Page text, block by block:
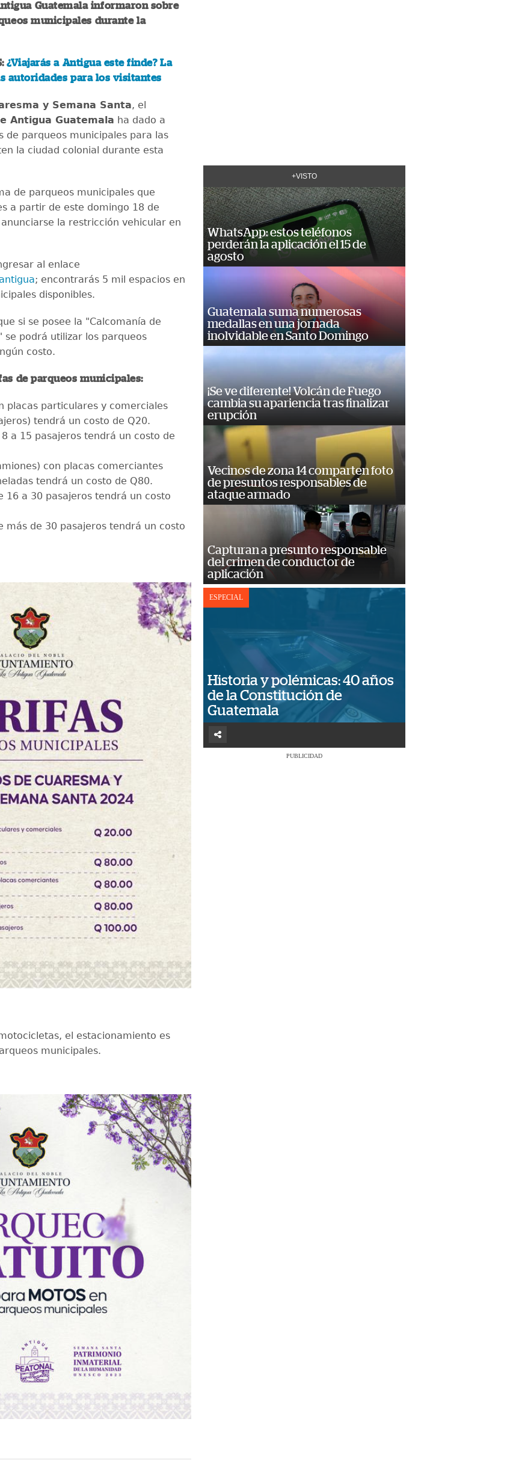
Guatemala informaron sobre
municipales durante la
¿Viajarás a Antigua este finde? La
autoridades para los visitantes
y Semana Santa, el
Antigua Guatemala ha dado a
de parqueos municipales para las
la ciudad colonial durante esta
de parqueos municipales que
a partir de este domingo 18 de
la restricción vehicular en
al enlace
; encontrarás 5 mil espacios en
disponibles.
si se posee la "Calcomanía de
se podrá utilizar los parqueos
costo.
de parqueos municipales:
placas particulares y comerciales
tendrá un costo de Q20.
a 15 pasajeros tendrá un costo de
con placas comerciantes
tendrá un costo de Q80.
16 a 30 pasajeros tendrá un costo
más de 30 pasajeros tendrá un costo
el estacionamiento es
municipales.
+VISTO
WhatsApp: estos teléfonos
perderán la aplicación el 15 de
agosto
Guatemala suma numerosas
medallas en una jornada
inolvidable en Santo Domingo
¡Se ve diferente! Volcán de Fuego
cambia su apariencia tras finalizar
erupción
Vecinos de zona 14 comparten foto
de presuntos responsables de
ataque armado
Capturan a presunto responsable
del crimen de conductor de
aplicación
ESPECIAL
Historia y polémicas: 40 años
de la Constitución de
Guatemala
PUBLICIDAD